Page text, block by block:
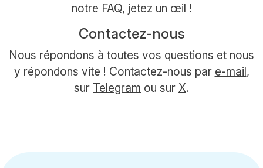
notre FAQ, jetez un œil !
Contactez-nous
Nous répondons à toutes vos questions et nous
y répondons vite ! Contactez-nous par e-mail,
sur Telegram ou sur X.